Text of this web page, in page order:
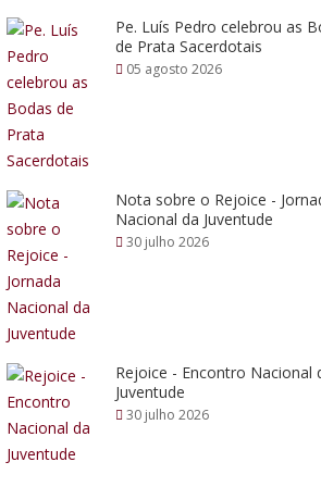
Pe. Luís Pedro celebrou as
de Prata Sacerdotais
05 agosto 2026
Nota sobre o Rejoice -
Nacional da Juventude
30 julho 2026
Rejoice - Encontro Nacional
Juventude
30 julho 2026